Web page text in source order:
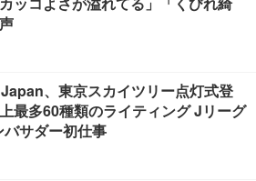
、東京スカイツリー点灯式登
最多60種類のライティング Jリーグ
サダー初仕事